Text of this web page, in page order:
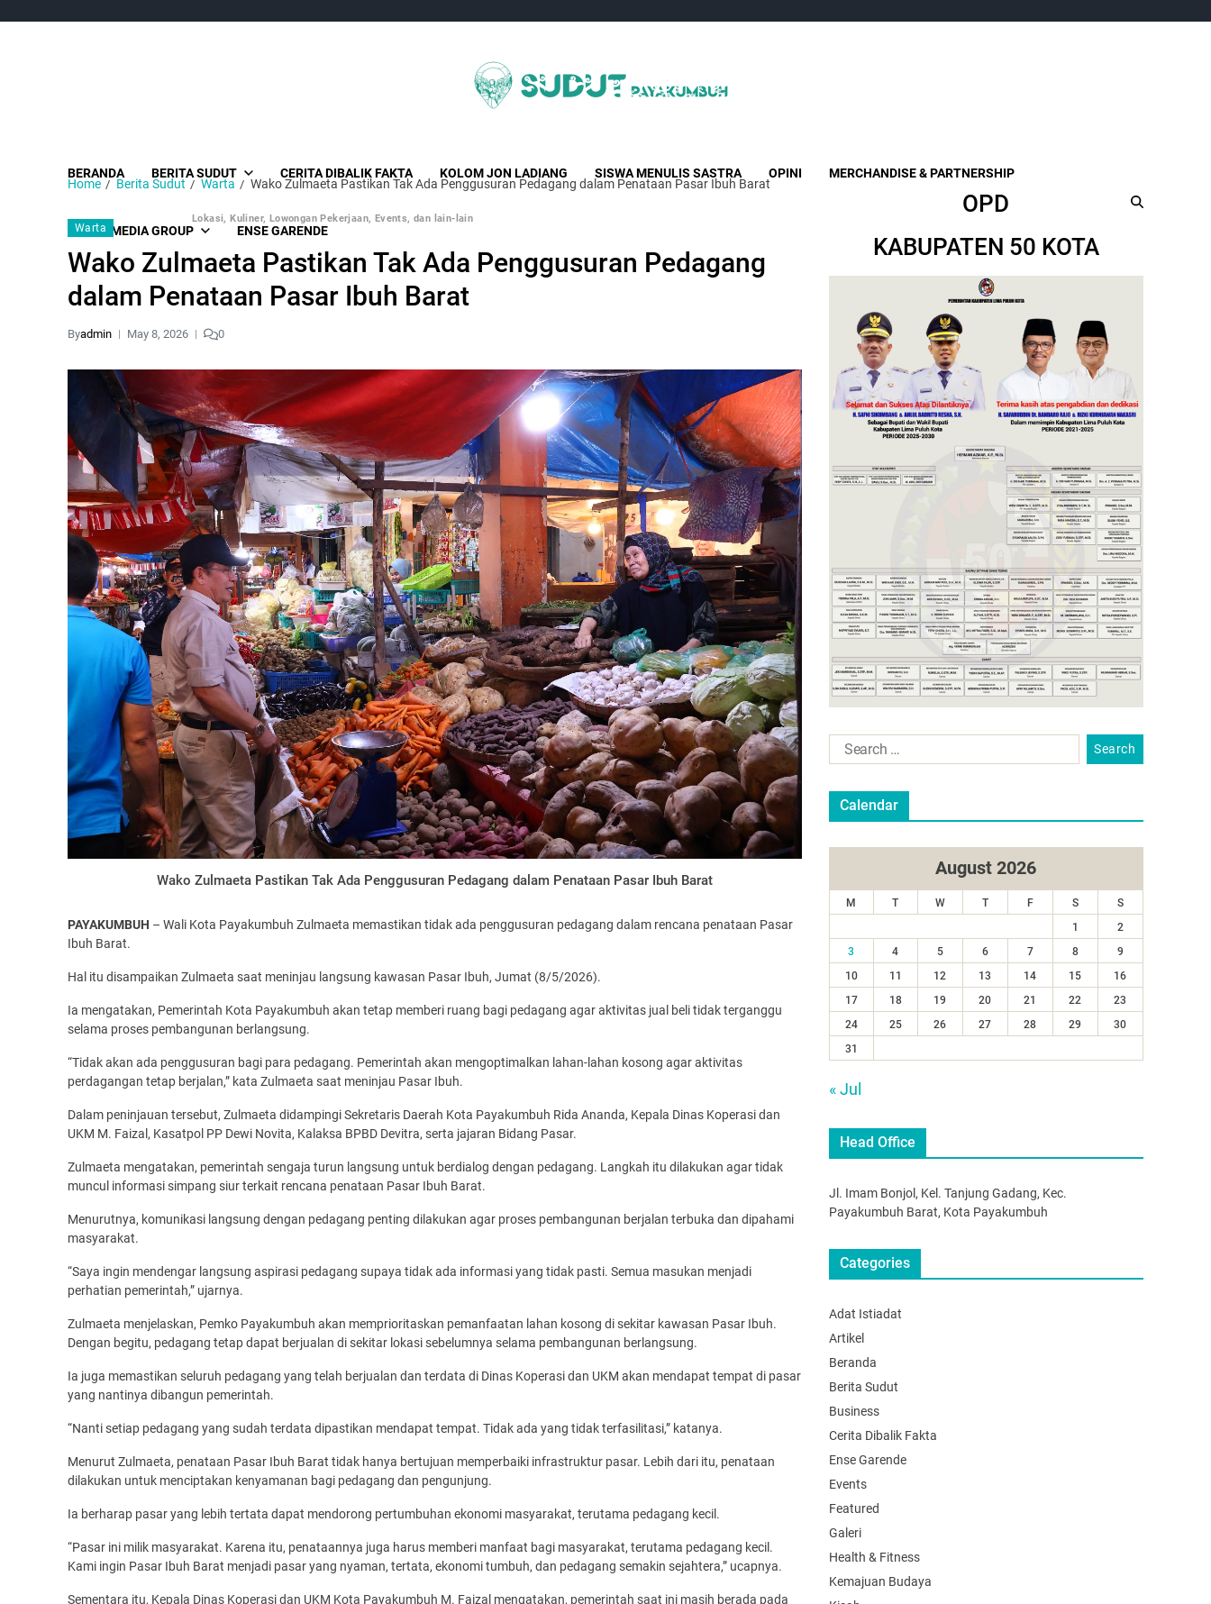
BERANDA BERITA SUDUT CERITA DIBALIK FAKTA KOLOM JON LADIANG SISWA MENULIS SASTRA OPINI MERCHANDISE & PARTNERSHIP
SUDUT MEDIA GROUP
Lokasi, Kuliner, Lowongan Pekerjaan, Events, dan lain-lain
ENSE GARENDE
Home Berita Sudut Warta Wako Zulmaeta Pastikan Tak Ada Penggusuran Pedagang dalam Penataan Pasar Ibuh Barat
Warta
Wako Zulmaeta Pastikan Tak Ada Penggusuran Pedagang
dalam Penataan Pasar Ibuh Barat
Byadmin May 8, 2026 0
Wako Zulmaeta Pastikan Tak Ada Penggusuran Pedagang dalam Penataan Pasar Ibuh Barat
PAYAKUMBUH – Wali Kota Payakumbuh Zulmaeta memastikan tidak ada penggusuran pedagang dalam rencana penataan Pasar
Ibuh Barat.
Hal itu disampaikan Zulmaeta saat meninjau langsung kawasan Pasar Ibuh, Jumat (8/5/2026).
Ia mengatakan, Pemerintah Kota Payakumbuh akan tetap memberi ruang bagi pedagang agar aktivitas jual beli tidak terganggu
selama proses pembangunan berlangsung.
“Tidak akan ada penggusuran bagi para pedagang. Pemerintah akan mengoptimalkan lahan-lahan kosong agar aktivitas
perdagangan tetap berjalan,” kata Zulmaeta saat meninjau Pasar Ibuh.
Dalam peninjauan tersebut, Zulmaeta didampingi Sekretaris Daerah Kota Payakumbuh Rida Ananda, Kepala Dinas Koperasi dan
UKM M. Faizal, Kasatpol PP Dewi Novita, Kalaksa BPBD Devitra, serta jajaran Bidang Pasar.
Zulmaeta mengatakan, pemerintah sengaja turun langsung untuk berdialog dengan pedagang. Langkah itu dilakukan agar tidak
muncul informasi simpang siur terkait rencana penataan Pasar Ibuh Barat.
Menurutnya, komunikasi langsung dengan pedagang penting dilakukan agar proses pembangunan berjalan terbuka dan dipahami
masyarakat.
“Saya ingin mendengar langsung aspirasi pedagang supaya tidak ada informasi yang tidak pasti. Semua masukan menjadi
perhatian pemerintah,” ujarnya.
Zulmaeta menjelaskan, Pemko Payakumbuh akan memprioritaskan pemanfaatan lahan kosong di sekitar kawasan Pasar Ibuh.
Dengan begitu, pedagang tetap dapat berjualan di sekitar lokasi sebelumnya selama pembangunan berlangsung.
Ia juga memastikan seluruh pedagang yang telah berjualan dan terdata di Dinas Koperasi dan UKM akan mendapat tempat di pasar
yang nantinya dibangun pemerintah.
“Nanti setiap pedagang yang sudah terdata dipastikan mendapat tempat. Tidak ada yang tidak terfasilitasi,” katanya.
Menurut Zulmaeta, penataan Pasar Ibuh Barat tidak hanya bertujuan memperbaiki infrastruktur pasar. Lebih dari itu, penataan
dilakukan untuk menciptakan kenyamanan bagi pedagang dan pengunjung.
Ia berharap pasar yang lebih tertata dapat mendorong pertumbuhan ekonomi masyarakat, terutama pedagang kecil.
“Pasar ini milik masyarakat. Karena itu, penataannya juga harus memberi manfaat bagi masyarakat, terutama pedagang kecil.
Kami ingin Pasar Ibuh Barat menjadi pasar yang nyaman, tertata, ekonomi tumbuh, dan pedagang semakin sejahtera,” ucapnya.
Sementara itu, Kepala Dinas Koperasi dan UKM Kota Payakumbuh M. Faizal mengatakan, pemerintah saat ini masih berada pada
OPD
KABUPATEN 50 KOTA
Calendar
August 2026
M T W T F S
S
1
2
3
4 5 6 7 8
9
10
11 12 13 14 15
16
17
18 19 20 21 22
23
24
25 26 27 28 29
30
31
« Jul
Head Office
Jl. Imam Bonjol, Kel. Tanjung Gadang, Kec.
Payakumbuh Barat, Kota Payakumbuh
Categories
Adat Istiadat
Artikel
Beranda
Berita Sudut
Business
Cerita Dibalik Fakta
Ense Garende
Events
Featured
Galeri
Health & Fitness
Kemajuan Budaya